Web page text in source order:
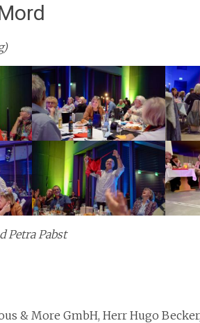
Petra Pabst
& More GmbH, Herr Hugo